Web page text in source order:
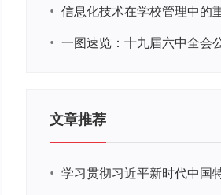
•
• 一图速览：十九届六中全会
文章推荐
•